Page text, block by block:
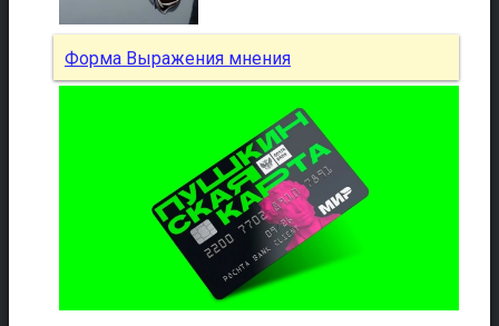
Форма Выражения мнения